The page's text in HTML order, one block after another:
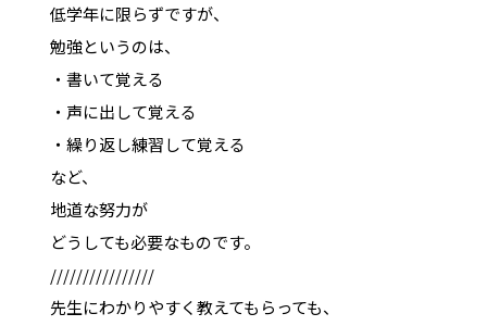
低学年に限らずですが、
勉強というのは、
・書いて覚える
・声に出して覚える
・繰り返し練習して覚える
など、
地道な努力が
どうしても必要なものです。
////////////////
先生にわかりやすく教えてもらっても、